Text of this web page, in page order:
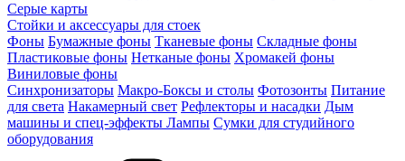
Серые карты
Стойки и аксессуары для стоек
Фоны Бумажные фоны Тканевые фоны Складные фоны
Пластиковые фоны Нетканые фоны Хромакей фоны
Виниловые фоны
Синхронизаторы Макро-Боксы и столы Фотозонты Питание
для света Накамерный свет Рефлекторы и насадки Дым
машины и спец-эффекты Лампы Сумки для студийного
оборудования